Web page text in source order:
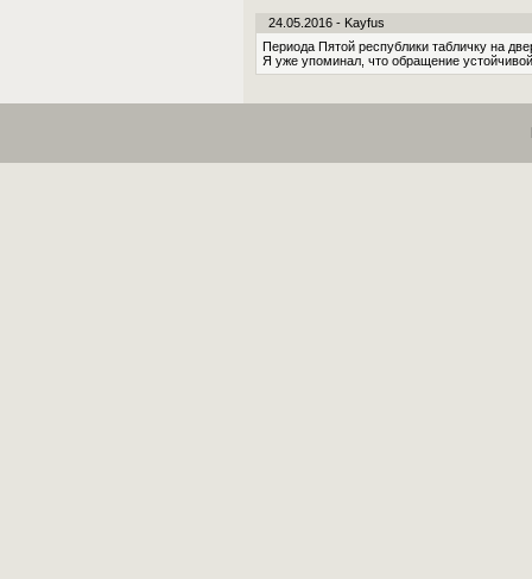
24.05.2016 - Kayfus
Периода Пятой республики табличку на
Я уже упоминал, что обращение